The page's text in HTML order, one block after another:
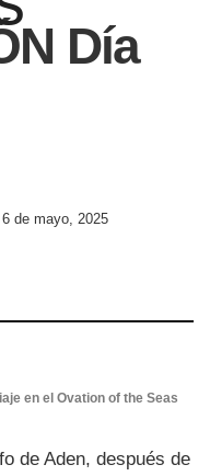
Día
de mayo, 2025
en el Ovation of the Seas
de Aden, después de